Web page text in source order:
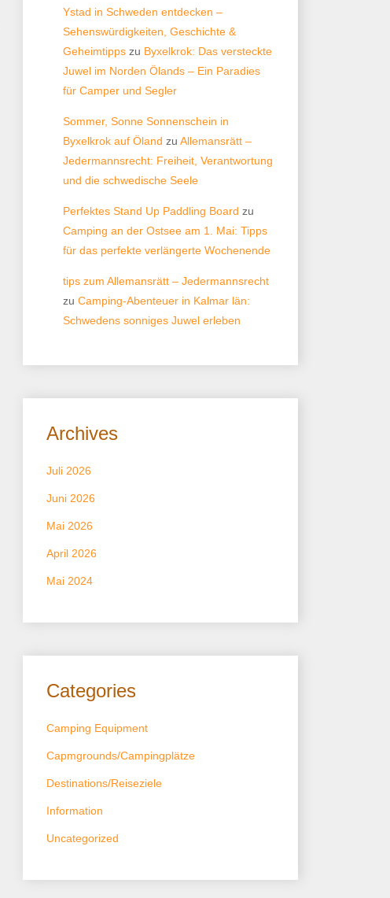
Ystad in Schweden entdecken –
Sehenswürdigkeiten, Geschichte &
Geheimtipps zu Byxelkrok: Das versteckte
Juwel im Norden Ölands – Ein Paradies
für Camper und Segler
Sommer, Sonne Sonnenschein in
Byxelkrok auf Öland zu Allemansrätt –
Jedermannsrecht: Freiheit, Verantwortung
und die schwedische Seele
Perfektes Stand Up Paddling Board zu
Camping an der Ostsee am 1. Mai: Tipps
für das perfekte verlängerte Wochenende
tips zum Allemansrätt – Jedermannsrecht
zu Camping-Abenteuer in Kalmar län:
Schwedens sonniges Juwel erleben
Archives
Juli 2026
Juni 2026
Mai 2026
April 2026
Mai 2024
Categories
Camping Equipment
Capmgrounds/Campingplätze
Destinations/Reiseziele
Information
Uncategorized